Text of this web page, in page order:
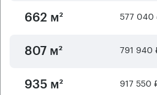
662 м² 577 040
807 м² 791 940
935 м² 917 550